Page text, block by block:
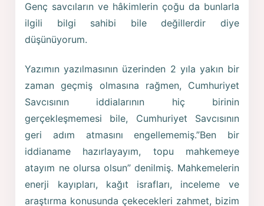
Genç savcıların ve hâkimlerin çoğu da bunlarla
ilgili bilgi sahibi bile değillerdir diye
düşünüyorum.
Yazımın yazılmasının üzerinden 2 yıla yakın bir
zaman geçmiş olmasına rağmen, Cumhuriyet
Savcısının iddialarının hiç birinin
gerçekleşmemesi bile, Cumhuriyet Savcısının
geri adım atmasını engellememiş.”Ben bir
iddianame hazırlayayım, topu mahkemeye
atayım ne olursa olsun” denilmiş. Mahkemelerin
enerji kayıpları, kağıt israfları, inceleme ve
araştırma konusunda çekecekleri zahmet, bizim